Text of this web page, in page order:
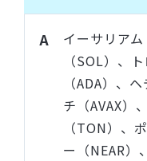
イーサリア
（SOL）、
（ADA）、
チ（AVAX）
（TON）、
ー（NEAR）